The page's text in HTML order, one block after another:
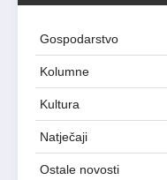
Gospodarstvo
Kolumne
Kultura
Natječaji
Ostale novosti